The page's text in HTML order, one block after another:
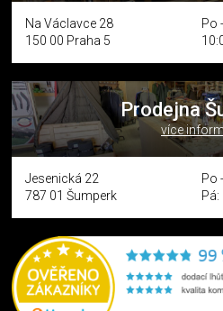
Na Václavce 28
150 00 Praha 5
Po
Prodejna
více
Jesenická 22
787 01 Šumperk
Po
Pá: